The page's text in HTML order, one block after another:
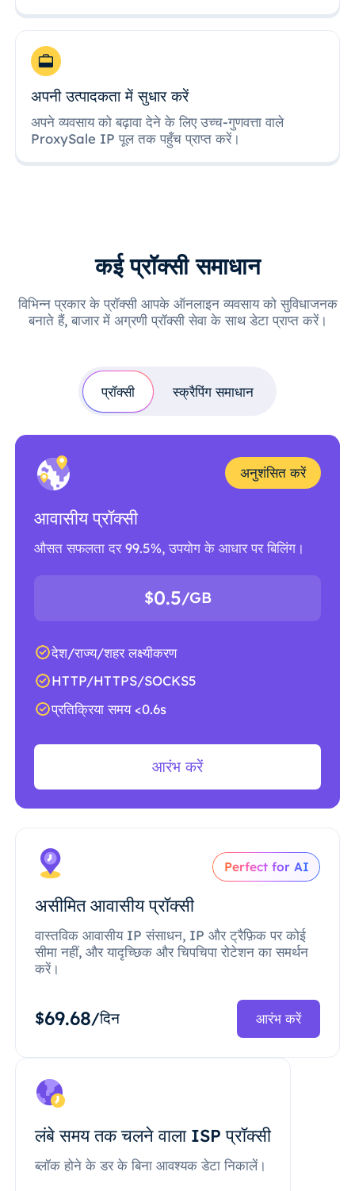
अपनी उत्पादकता में सुधार करें
अपने व्यवसाय को बढ़ावा देने के लिए उच्च-गुणवत्ता वाले
ProxySale IP पूल तक पहुँच प्राप्त करें।
कई प्रॉक्सी समाधान
विभिन्न प्रकार के प्रॉक्सी आपके ऑनलाइन व्यवसाय को सुविधाजनक
बनाते हैं, बाजार में अग्रणी प्रॉक्सी सेवा के साथ डेटा प्राप्त करें।
प्रॉक्सी स्क्रैपिंग समाधान
अनुशंसित करें
आवासीय प्रॉक्सी
औसत सफलता दर 99.5%, उपयोग के आधार पर बिलिंग।
$0.5/GB
देश/राज्य/शहर लक्ष्यीकरण
HTTP/HTTPS/SOCKS5
प्रतिक्रिया समय <0.6s
आरंभ करें
Perfect for AI
असीमित आवासीय प्रॉक्सी
वास्तविक आवासीय IP संसाधन, IP और ट्रैफ़िक पर कोई
सीमा नहीं, और यादृच्छिक और चिपचिपा रोटेशन का समर्थन
करें।
$69.68/दिन आरंभ करें
लंबे समय तक चलने वाला ISP प्रॉक्सी
ब्लॉक होने के डर के बिना आवश्यक डेटा निकालें।